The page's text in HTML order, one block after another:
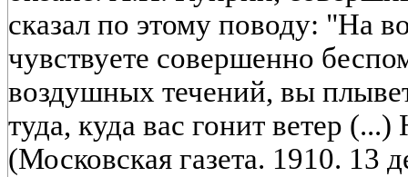
сказал по этому поводу: "На
чувствуете совершенно
воздушных течений, вы
туда, куда вас гонит ветер
(Московская газета. 1910. 13